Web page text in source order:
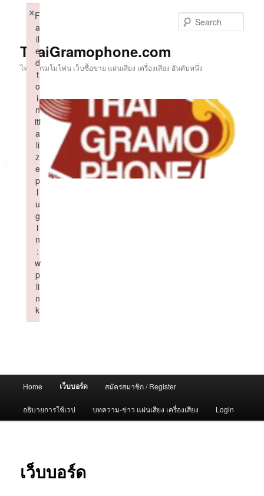
ThaiGramophone.com
ไทยแกรมโมโฟน เว็บซื้อขาย แผ่นเสียง เครื่องเสียง อันดับหนึ่ง
Home เว็บบอร์ด สมัครสมาชิก / Register
อธิบายการใช้เวป บทความ-ข่าว แผ่นเสียง เครื่องเสียง Login
เว็บบอร์ด
F
a
il
e
d
t
o
i
n
iti
a
li
z
e
p
l
u
g
i
n
:
w
p
li
n
k
×
Failed to initialize plugin: wplink